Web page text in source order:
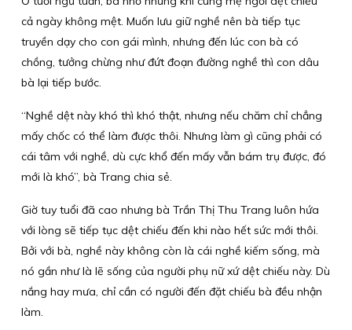
cả ngày không mệt. Muốn lưu giữ nghề nên bà tiếp tục
truyền dạy cho con gái mình, nhưng đến lúc con bà có
chồng, tưởng chừng như đứt đoạn đường nghề thì con dâu
bà lại tiếp bước.
“Nghề dệt này khó thì khó thật, nhưng nếu chăm chỉ chẳng
mấy chốc có thể làm được thôi. Nhưng làm gì cũng phải có
cái tâm với nghề, dù cực khổ đến mấy vẫn bám trụ được, đó
mới là khó”, bà Trang chia sẻ.
Giờ tuy tuổi đã cao nhưng bà Trần Thị Thu Trang luôn hứa
với lòng sẽ tiếp tục dệt chiếu đến khi nào hết sức mới thôi.
Bởi với bà, nghề này không còn là cái nghề kiếm sống, mà
nó gần như là lẽ sống của người phụ nữ xứ dệt chiếu này. Dù
nắng hay mưa, chỉ cần có người đến đặt chiếu bà đều nhận
làm.